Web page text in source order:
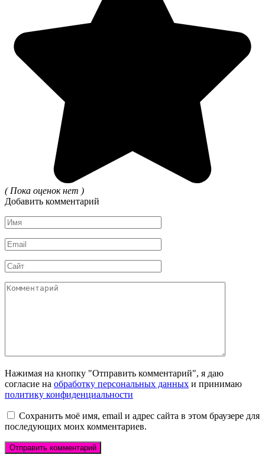
( Пока оценок нет )
Добавить комментарий
Имя
*
Email
*
Сайт
Комментарий
Нажимая на кнопку "Отправить комментарий", я даю
согласие на обработку персональных данных и принимаю
политику конфиденциальности
Сохранить моё имя, email и адрес сайта в этом браузере для
последующих моих комментариев.